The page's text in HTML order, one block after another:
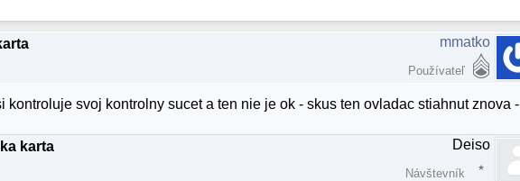
mmatko
Používateľ
kontroluje svoj kontrolny sucet a ten nie je ok - skus ten ovladac stiahnut znova -
karta
Deiso
Návštevník